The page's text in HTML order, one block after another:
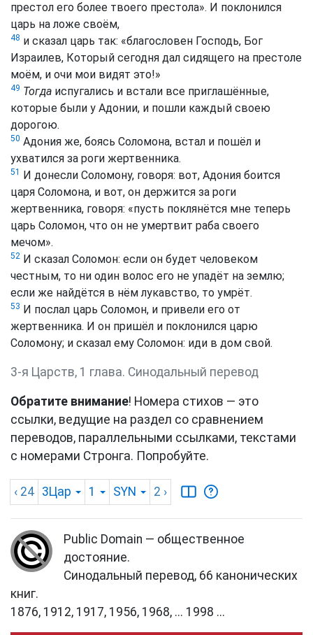
престол его более твоего престола». И поклонился
царь на ложе своём,
48 и сказал царь так: «благословен Господь, Бог
Израилев, Который сегодня дал сидящего на престоле
моём, и очи мои видят это!»
49 Тогда испугались и встали все приглашённые,
которые были у Адонии, и пошли каждый своею
дорогою.
50 Адония же, боясь Соломона, встал и пошёл и
ухватился за роги жертвенника.
51
И донесли Соломону, говоря: вот, Адония боится
царя Соломона, и вот, он держится за роги
жертвенника, говоря: «пусть поклянётся мне теперь
царь Соломон, что он не умертвит раба своего
мечом».
52 И сказал Соломон: если он будет человеком
честным, то ни один волос его не упадёт на землю;
если же найдётся в нём лукавство, то умрёт.
53 И послал царь Соломон, и привели его от
жертвенника. И он пришёл и поклонился царю
Соломону; и сказал ему Соломон: иди в дом свой.
3-я Царств, 1 глава. Синодальный перевод
Обратите внимание! Номера стихов — это
ссылки, ведущие на раздел со сравнением
переводов, параллельными ссылками, текстами
с номерами Стронга. Попробуйте.
‹ 24 3Цар 1 SYN 2 ›
Public Domain — общественное
достояние.
Синодальный перевод, 66 канонических
книг.
1876, 1912, 1917, 1956, 1968, ... 1998 ...